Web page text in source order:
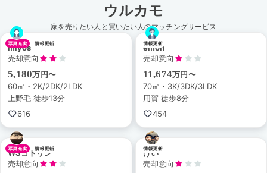
ウルカモ
家を売りたい人と買いたい人のマッチングサービス
miyos
売却意向
5,180万円〜
60㎡・2K/2DK/2LDK
上野毛 徒歩13分
616
emori
売却意向
11,674万円〜
70㎡・3K/3DK/3LDK
用賀 徒歩8分
454
WSコトリン
売却意向
けい
売却意向